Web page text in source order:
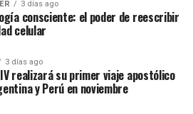
3 días ago
consciente: el poder de reescribir
celular
3 días ago
realizará su primer viaje apostólico
y Perú en noviembre